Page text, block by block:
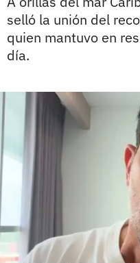
selló la unión del
quien mantuvo en
día.